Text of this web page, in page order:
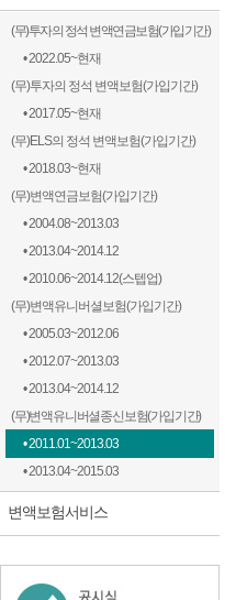
(무)투자의 정석 변액연금보험(가입기간)
• 2022.05~현재
(무)투자의 정석 변액보험(가입기간)
• 2017.05~현재
(무)ELS의 정석 변액보험(가입기간)
• 2018.03~현재
(무)변액연금보험(가입기간)
• 2004.08~2013.03
• 2013.04~2014.12
• 2010.06~2014.12(스텝업)
(무)변액유니버셜보험(가입기간)
• 2005.03~2012.06
• 2012.07~2013.03
• 2013.04~2014.12
(무)변액유니버셜종신보험(가입기간)
• 2011.01~2013.03
• 2013.04~2015.03
변액보험서비스